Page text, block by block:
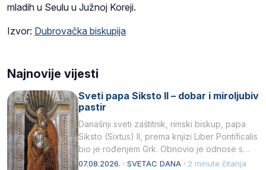
mladih u Seulu u Južnoj Koreji.
Izvor: Dubrovačka biskupija
Najnovije vijesti
Sveti papa Siksto II – dobar i miroljubiv
pastir
Današnji sveti zaštitnik, rimski biskup, papa
Siksto (Sixtus) II, prema knjizi Liber Pontificalis
bio je rođenjem Grk. Obnovio je odnose s
afričkim…
07.08.2026. · SVETAC DANA · 2 minute čitanja